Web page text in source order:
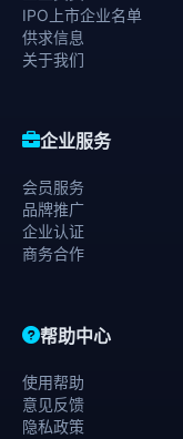
IPO上市企业名单
供求信息
关于我们
企业服务
会员服务
品牌推广
企业认证
商务合作
帮助中心
使用帮助
意见反馈
隐私政策